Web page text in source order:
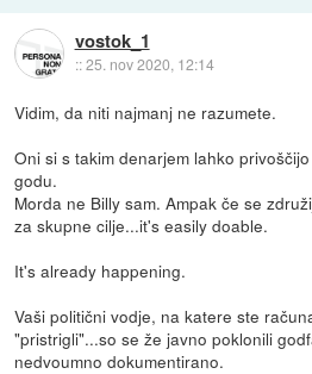
vostok_1
::25. nov 2020, 12:14
Vidim, da niti najmanj ne razumete.
Oni si s takim denarjem lahko
godu.
Morda ne Billy sam. Ampak če se
za skupne cilje...it's easily doable.
It's already happening.
Vaši politični vodje, na katere ste
"pristrigli"...so se že javno poklonili
nedvoumno dokumentirano.